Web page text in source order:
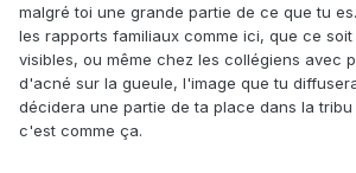
malgré toi une grande partie de ce que tu
les rapports familiaux comme ici, que ce
visibles, ou même chez les collégiens avec
d'acné sur la gueule, l'image que tu
décidera une partie de ta place dans la tribu
c'est comme ça.